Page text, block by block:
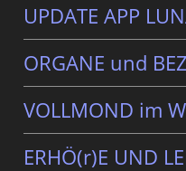
UPDATE APP
ORGANE und
VOLLMOND im
ERHÖ(r)E UND